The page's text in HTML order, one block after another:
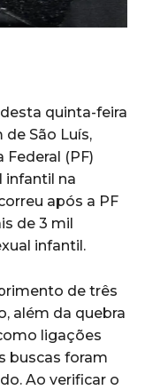
quinta-feira
de São Luís,
(PF)
infantil na
após a PF
de 3 mil
infantil.
de três
além da quebra
ligações
buscas foram
Ao verificar o